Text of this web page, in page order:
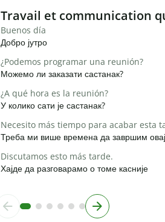
Slide 1 of 6
Travail et communication
Buenos día
Добро јутро
¿Podemos programar una reunión?
Можемо ли заказати састанак?
¿A qué hora es la reunión?
У колико сати је састанак?
Necesito más tiempo para acabar esta
Треба ми више времена да завршим
Discutamos esto más tarde.
Хајде да разговарамо о томе касније